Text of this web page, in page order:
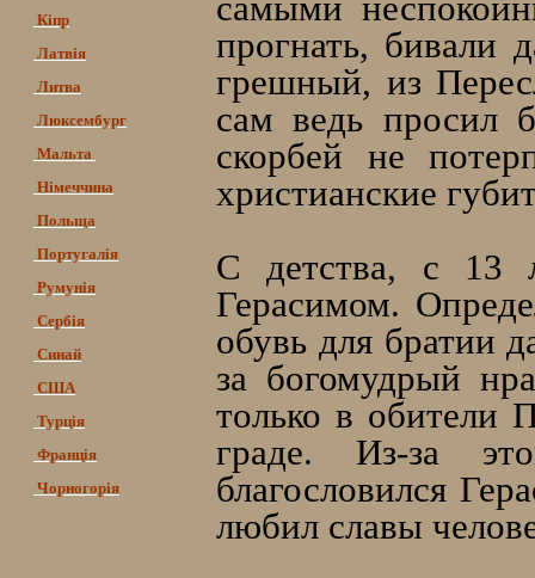
Кіпр
Латвія
Литва
Люксембург
Мальта
Німеччина
Польща
Португалія
Румунія
Сербія
Синай
США
Турція
Франція
Чорногорія
прогнать, бивали
грешный, из
сам ведь просил
скорбей не
христианские
С детства, с 13
Герасимом.
обувь для братии
за богомудрый
только в обители
граде. Из-за
благословился
любил славы